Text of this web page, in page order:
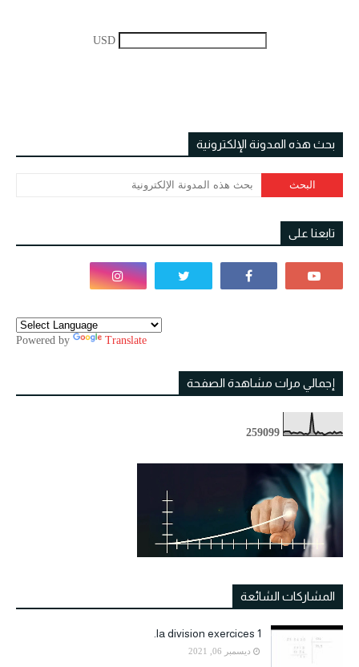
USD
بحث هذه المدونة الإلكترونية
تابعنا على
Powered by Translate
إجمالي مرات مشاهدة الصفحة
259099
المشاركات الشائعة
la division exercices 1.
ديسمبر 06, 2021